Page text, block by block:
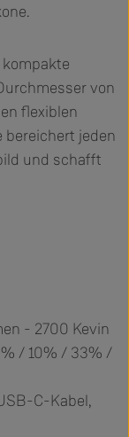
von
flexiblen
bereichert jeden
und schafft
- 2700 Kevin
/ 10% / 33% /
C-Kabel,